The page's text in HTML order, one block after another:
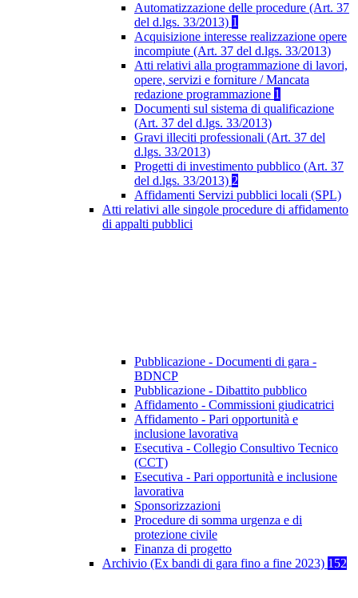
Automatizzazione delle procedure (Art. 37
del d.lgs. 33/2013) 1
Acquisizione interesse realizzazione opere
incompiute (Art. 37 del d.lgs. 33/2013)
Atti relativi alla programmazione di lavori,
opere, servizi e forniture / Mancata
redazione programmazione 1
Documenti sul sistema di qualificazione
(Art. 37 del d.lgs. 33/2013)
Gravi illeciti professionali (Art. 37 del
d.lgs. 33/2013)
Progetti di investimento pubblico (Art. 37
del d.lgs. 33/2013) 2
Affidamenti Servizi pubblici locali (SPL)
Atti relativi alle singole procedure di affidamento
di appalti pubblici
Pubblicazione - Documenti di gara -
BDNCP
Pubblicazione - Dibattito pubblico
Affidamento - Commissioni giudicatrici
Affidamento - Pari opportunità e
inclusione lavorativa
Esecutiva - Collegio Consultivo Tecnico
(CCT)
Esecutiva - Pari opportunità e inclusione
lavorativa
Sponsorizzazioni
Procedure di somma urgenza e di
protezione civile
Finanza di progetto
Archivio (Ex bandi di gara fino a fine 2023) 152